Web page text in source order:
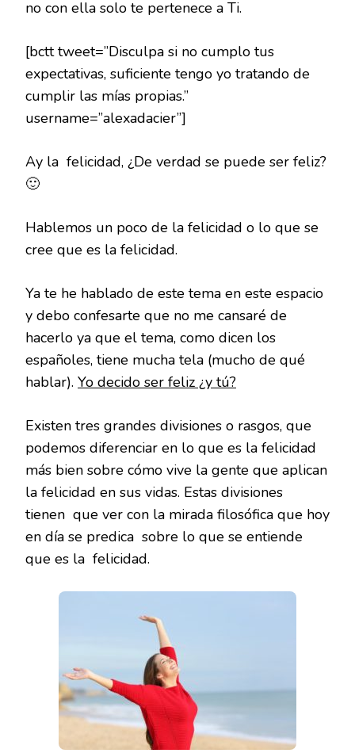
no con ella solo te pertenece a Ti.
[bctt tweet=”Disculpa si no cumplo tus
expectativas, suficiente tengo yo tratando de
cumplir las mías propias.”
username=”alexadacier”]
Ay la felicidad, ¿De verdad se puede ser feliz?
🙂
Hablemos un poco de la felicidad o lo que se
cree que es la felicidad.
Ya te he hablado de este tema en este espacio
y debo confesarte que no me cansaré de
hacerlo ya que el tema, como dicen los
españoles, tiene mucha tela (mucho de qué
hablar). Yo decido ser feliz ¿y tú?
Existen tres grandes divisiones o rasgos, que
podemos diferenciar en lo que es la felicidad
más bien sobre cómo vive la gente que aplican
la felicidad en sus vidas. Estas divisiones
tienen que ver con la mirada filosófica que hoy
en día se predica sobre lo que se entiende
que es la felicidad.